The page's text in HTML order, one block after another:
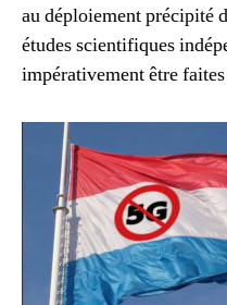
au déploiement précipité
études scientifiques
impérativement être